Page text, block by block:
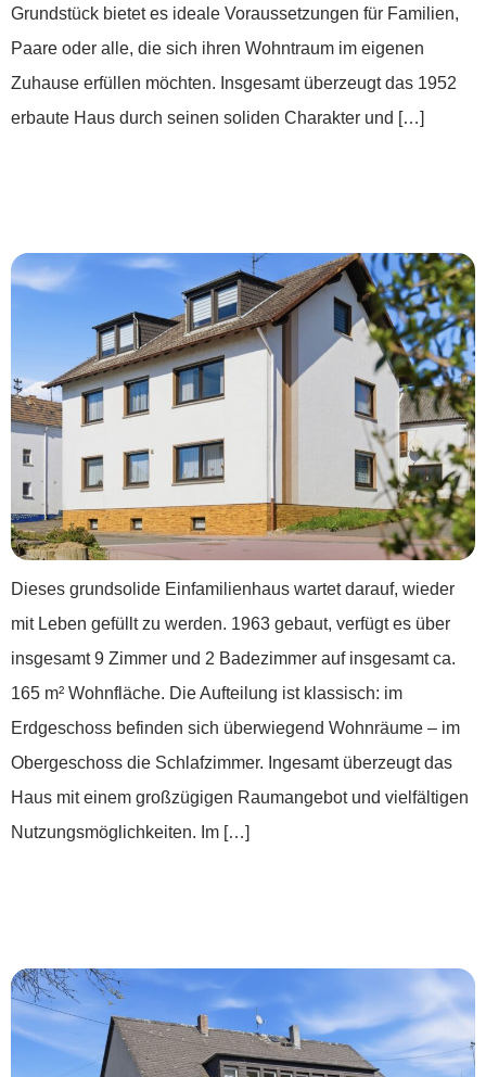
Grundstück bietet es ideale Voraussetzungen für Familien,
Paare oder alle, die sich ihren Wohntraum im eigenen
Zuhause erfüllen möchten. Insgesamt überzeugt das 1952
erbaute Haus durch seinen soliden Charakter und […]
Dieses grundsolide Einfamilienhaus wartet darauf, wieder
mit Leben gefüllt zu werden. 1963 gebaut, verfügt es über
insgesamt 9 Zimmer und 2 Badezimmer auf insgesamt ca.
165 m² Wohnfläche. Die Aufteilung ist klassisch: im
Erdgeschoss befinden sich überwiegend Wohnräume – im
Obergeschoss die Schlafzimmer. Ingesamt überzeugt das
Haus mit einem großzügigen Raumangebot und vielfältigen
Nutzungsmöglichkeiten. Im […]